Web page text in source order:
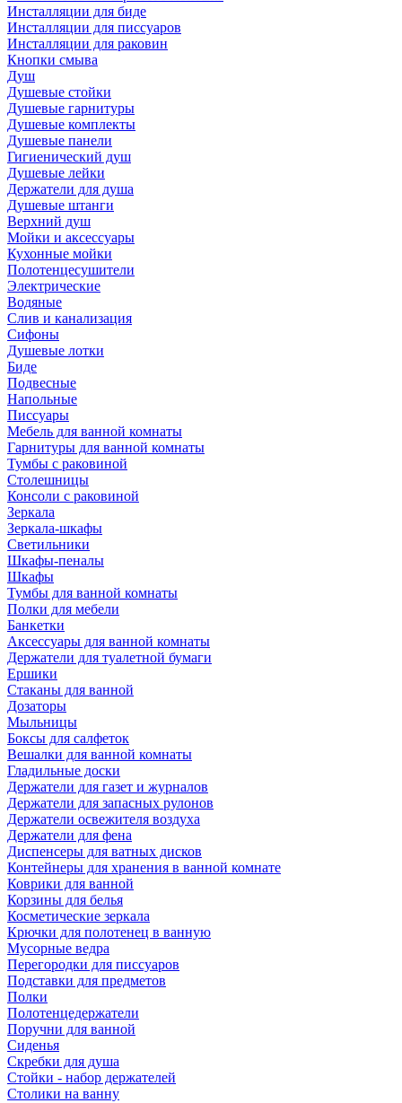
Инсталляции для биде
Инсталляции для писсуаров
Инсталляции для раковин
Кнопки смыва
Душ
Душевые стойки
Душевые гарнитуры
Душевые комплекты
Душевые панели
Гигиенический душ
Душевые лейки
Держатели для душа
Душевые штанги
Верхний душ
Мойки и аксессуары
Кухонные мойки
Полотенцесушители
Электрические
Водяные
Слив и канализация
Сифоны
Душевые лотки
Биде
Подвесные
Напольные
Писсуары
Мебель для ванной комнаты
Гарнитуры для ванной комнаты
Тумбы с раковиной
Столешницы
Консоли с раковиной
Зеркала
Зеркала-шкафы
Светильники
Шкафы-пеналы
Шкафы
Тумбы для ванной комнаты
Полки для мебели
Банкетки
Аксессуары для ванной комнаты
Держатели для туалетной бумаги
Ершики
Стаканы для ванной
Дозаторы
Мыльницы
Боксы для салфеток
Вешалки для ванной комнаты
Гладильные доски
Держатели для газет и журналов
Держатели для запасных рулонов
Держатели освежителя воздуха
Держатели для фена
Диспенсеры для ватных дисков
Контейнеры для хранения в ванной комнате
Коврики для ванной
Корзины для белья
Косметические зеркала
Крючки для полотенец в ванную
Мусорные ведра
Перегородки для писсуаров
Подставки для предметов
Полки
Полотенцедержатели
Поручни для ванной
Сиденья
Скребки для душа
Стойки - набор держателей
Столики на ванну